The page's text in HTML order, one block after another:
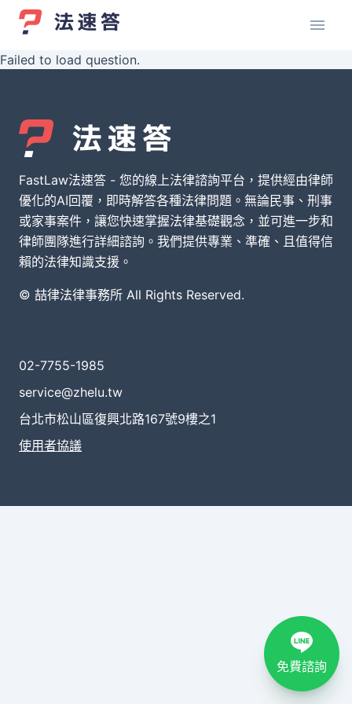
Failed to load question.
FastLaw法速答 - 您的線上法律諮詢平台，提供經由律師
優化的AI回覆，即時解答各種法律問題。無論民事、刑事
或家事案件，讓您快速掌握法律基礎觀念，並可進一步和
律師團隊進行詳細諮詢。我們提供專業、準確、且值得信
賴的法律知識支援。
© 喆律法律事務所 All Rights Reserved.
02-7755-1985
service@zhelu.tw
台北市松山區復興北路167號9樓之1
使用者協議
免費諮詢